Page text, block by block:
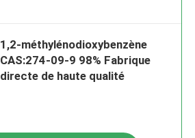
1,2-méthylénodioxybenzène
CAS:274-09-9 98% Fabrique
directe de haute qualité